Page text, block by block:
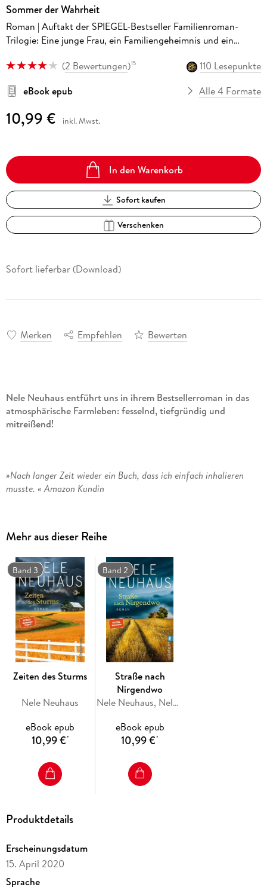
Sommer der Wahrheit
Roman | Auftakt der SPIEGEL-Bestseller Familienroman-
Trilogie: Eine junge Frau, ein Familiengeheimnis und ein
(2 Bewertungen)15
110 Lesepunkte
eBook epub
Alle 4 Formate
10,99 € inkl. Mwst.
In den Warenkorb
Sofort kaufen
Verschenken
Sofort lieferbar (Download)
Merken Empfehlen Bewerten
Nele Neuhaus entführt uns in ihrem Bestsellerroman in das
atmosphärische Farmleben: fesselnd, tiefgründig und
mitreißend!
»Nach langer Zeit wieder ein Buch, dass ich einfach inhalieren
musste. « Amazon Kundin
Wenn ein Sommer dein ganzes Leben verändert
Nebraska, Anfang der 1990er Jahre: Sheridan Grant wächst
auf einer Farm inmitten von Maisfeldern bei ihrer
Adoptivfamilie auf. Das monotone Farmleben und die
strenge Hand ihrer Adoptivmutter machen ihr schwer zu
schaffen. Doch Sheridan findet Trost bei ihrer liebevollen
Tante Isabella und in ihrer Leidenschaft für die Musik.
Der Farmarbeiter Danny, der Rodeoreiter Nick und der
Künstler Christopher machen ihr den Hof, und sie stößt auf
die Tagebücher der geheimnisvollen Carolyn, die vor vielen
Jahren spurlos verschwand.
Das Leben ist plötzlich aufregend, bis in einer
schicksalhaften Halloween-Nacht etwas Schreckliches
geschieht, das alles verändert. Nun zeigt sich, wem Sheridan
wirklich vertrauen kann . . .
*** Die perfekte Urlaubslektüre! Für alle, die Familienromane
Mehr aus dieser Reihe
Band 3
Zeiten des Sturms
Nele Neuhaus
eBook epub
10,99 €*
Band 2
Straße nach
Nirgendwo
Nele Neuhaus, Nele Löwenberg
eBook epub
10,99 €*
Produktdetails
Erscheinungsdatum
15. April 2020
Sprache